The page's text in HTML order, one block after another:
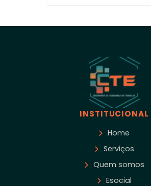
INSTITUCIONAL
Home
Serviços
Quem somos
Esocial